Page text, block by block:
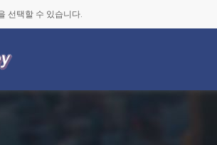
선택할 수 있습니다.